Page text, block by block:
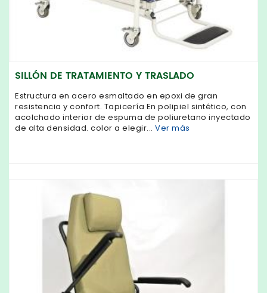
SILLÓN DE TRATAMIENTO Y TRASLADO
Estructura en acero esmaltado en epoxi de gran
resistencia y confort. Tapicería En polipiel sintético, con
acolchado interior de espuma de poliuretano inyectado
de alta densidad. color a elegir... Ver más